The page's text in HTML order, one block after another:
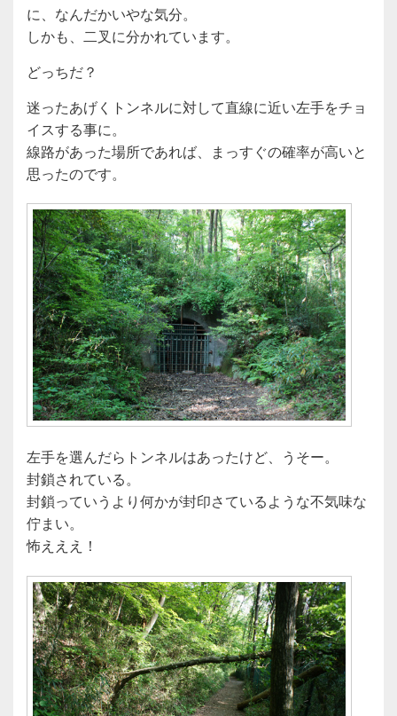
に、なんだかいやな気分。
しかも、二叉に分かれています。
どっちだ？
迷ったあげくトンネルに対して直線に近い左手をチョ
イスする事に。
線路があった場所であれば、まっすぐの確率が高いと
思ったのです。
左手を選んだらトンネルはあったけど、うそー。
封鎖されている。
封鎖っていうより何かが封印さているような不気味な
佇まい。
怖えええ！